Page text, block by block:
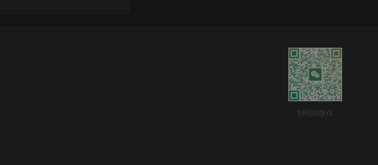
扫码加微信